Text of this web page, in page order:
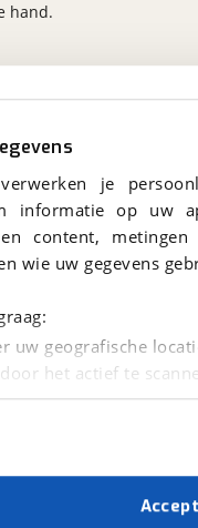
je
informatie op
en content,
wie uw gegevens
uw geografische
het actief te
gegevens worden
zorgen we
goed werkt.
hand.